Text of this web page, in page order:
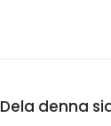
Dela denna